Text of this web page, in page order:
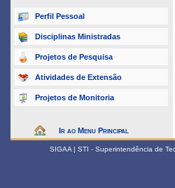
Perfil Pessoal
Disciplinas Ministradas
Projetos de Pesquisa
Atividades de Extensão
Projetos de Monitoria
Ir ao Menu Principal
SIGAA | STI - Superintendência de